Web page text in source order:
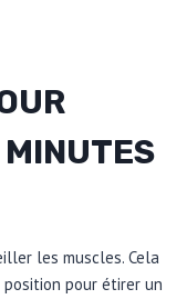
les muscles. Cela
pour étirer un